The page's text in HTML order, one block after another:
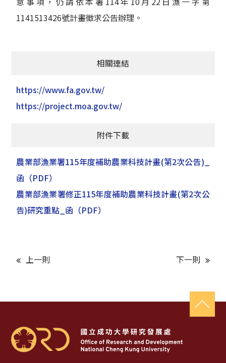
1141513426號計畫徵求公告辦理。
相關連結
https://www.fa.gov.tw/
https://project.moa.gov.tw/
附件下載
農業部漁業署115年度補助農業科技計畫(第2次公告)_
函 （PDF）
農業部漁業署修正115年度補助農業科技計畫(第2次公
告)研究重點_函 （PDF）
上一則 下一則